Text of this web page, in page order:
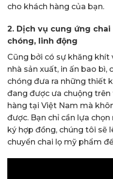
cho khách hàng của bạn.
2. Dịch vụ cung ứng
chóng, linh động
Cũng bởi có sự khăng khít
nhà sản xuất, in ấn bao bì,
chóng đưa ra những thiết
đang được ưa chuộng
hàng tại Việt Nam mà
được. Bạn chỉ cần lựa
ký hợp đồng, chúng tôi sẽ
chuyển chai lọ mỹ phẩm